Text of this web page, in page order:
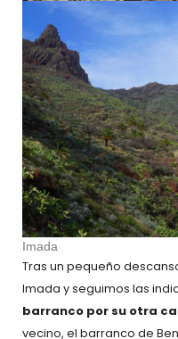
Imada
Tras un pequeño
Imada y seguimos las
barranco por su otra
vecino, el barranco de